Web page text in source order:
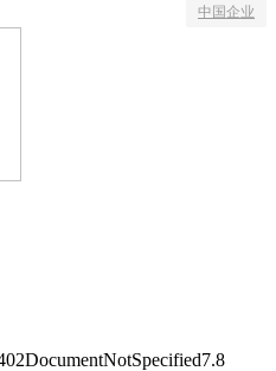
中国企业